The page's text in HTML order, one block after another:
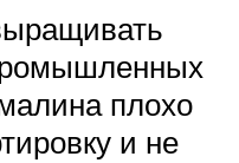
плохо
и не